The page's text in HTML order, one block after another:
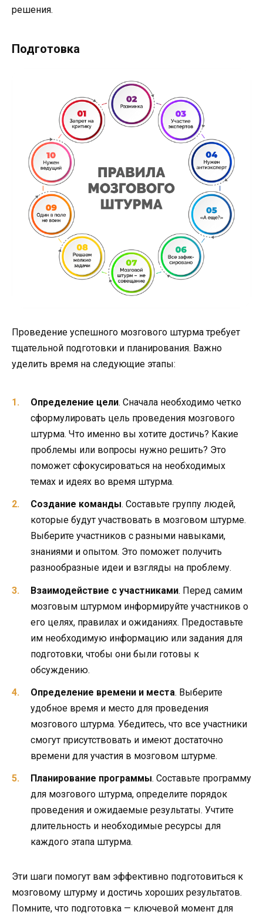
решения.
Подготовка
Проведение успешного мозгового штурма требует
тщательной подготовки и планирования. Важно
уделить время на следующие этапы:
Определение цели. Сначала необходимо четко
сформулировать цель проведения мозгового
штурма. Что именно вы хотите достичь? Какие
проблемы или вопросы нужно решить? Это
поможет сфокусироваться на необходимых
темах и идеях во время штурма.
Создание команды. Составьте группу людей,
которые будут участвовать в мозговом штурме.
Выберите участников с разными навыками,
знаниями и опытом. Это поможет получить
разнообразные идеи и взгляды на проблему.
Взаимодействие с участниками. Перед самим
мозговым штурмом информируйте участников о
его целях, правилах и ожиданиях. Предоставьте
им необходимую информацию или задания для
подготовки, чтобы они были готовы к
обсуждению.
Определение времени и места. Выберите
удобное время и место для проведения
мозгового штурма. Убедитесь, что все участники
смогут присутствовать и имеют достаточно
времени для участия в мозговом штурме.
Планирование программы. Составьте программу
для мозгового штурма, определите порядок
проведения и ожидаемые результаты. Учтите
длительность и необходимые ресурсы для
каждого этапа штурма.
Эти шаги помогут вам эффективно подготовиться к
мозговому штурму и достичь хороших результатов.
Помните, что подготовка — ключевой момент для